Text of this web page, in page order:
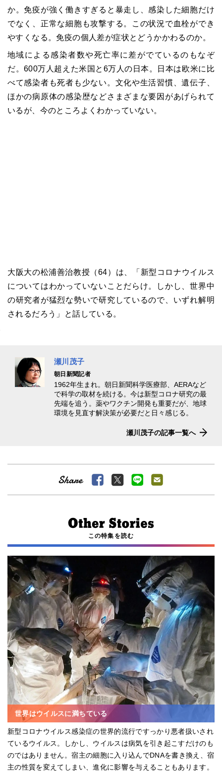
か。免疫が強く働きすぎると暴走し、感染した細胞だけ
でなく、正常な細胞も攻撃する。この状況で血栓ができ
やすくなる。免疫の個人差が症状とどうかかわるのか。
地域による感染者数や死亡率に差がでているのもなぞ
だ。600万人超えた米国と 6万人の日本。日本は欧米に比
べて感染者も死者も少ない。文化や生活習慣、遺伝子、
ほかの病原体の感染歴などさまざまな要因があげられて
いるが、今のところよくわかっていない。
大阪大の松浦善治教授（64）は、「新型コロナウイルス
についてはわかっていないことだらけ。しかし、世界中
の研究者が猛烈な勢いで研究しているので、いずれ解明
されるだろう」と話している。
瀬川茂子
朝日新聞記者
1962年生まれ。朝日新聞科学医療部、AERAなど
で科学の取材を続ける。今は新型コロナ研究の最
先端を追う。薬やワクチン開発も重要だが、地球
環境を見直す解決策が必要だと日々感じる。
瀬川茂子の記事一覧へ
この特集を読む
世界はウイルスに満ちている
新型コロナウイルス感染症の世界的流行ですっかり悪者扱いされ
ているウイルス。しかし、ウイルスは病気を引き起こすだけのも
のではありません。宿主の細胞に入り込んでDNAを書き換え、宿
主の性質を変えてしまい、進化に影響を与えることもあります。